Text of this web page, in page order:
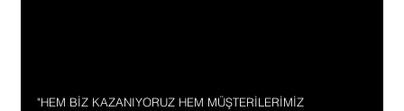
"HEM BİZ KAZANIYORUZ HEM MÜŞTERİLERİMİZ